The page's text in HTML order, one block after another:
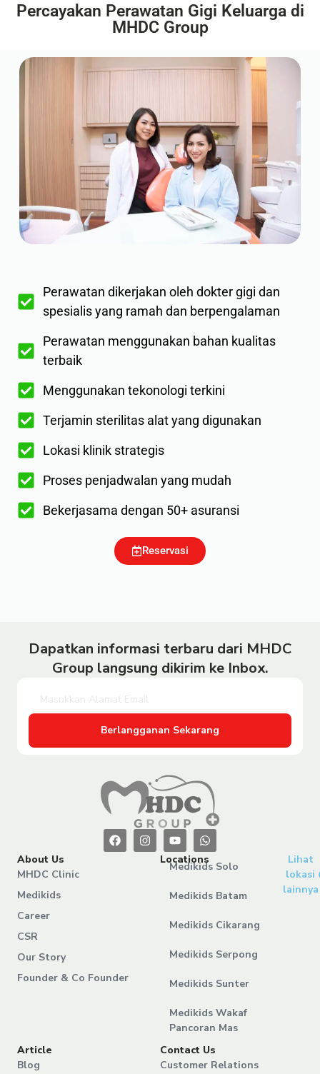
Percayakan Perawatan Gigi Keluarga di
MHDC Group
Perawatan dikerjakan oleh dokter gigi dan
spesialis yang ramah dan berpengalaman
Perawatan menggunakan bahan kualitas
terbaik
Menggunakan tekonologi terkini
Terjamin sterilitas alat yang digunakan
Lokasi klinik strategis
Proses penjadwalan yang mudah
Bekerjasama dengan 50+ asuransi
Reservasi
Dapatkan informasi terbaru dari MHDC
Group langsung dikirim ke Inbox.
Berlangganan Sekarang
About Us
MHDC Clinic
Medikids
Career
CSR
Our Story
Founder & Co Founder
Locations
Medikids Solo
Medikids Batam
Medikids Cikarang
Medikids Serpong
Medikids Sunter
Medikids Wakaf
Pancoran Mas
Lihat
lokasi
lainnya
Article
Blog
Contact Us
Customer Relations